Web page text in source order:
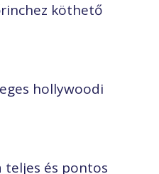
köthető
hollywoodi
teljes és pontos